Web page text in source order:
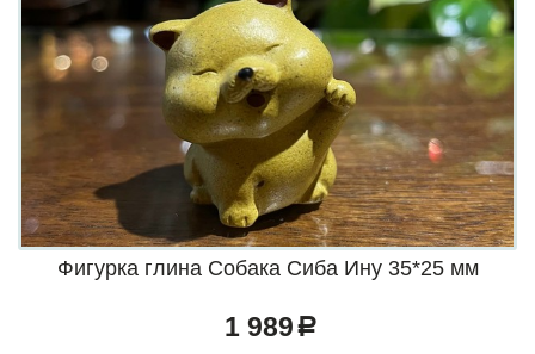
Фигурка глина Собака Сиба Ину 35*25 мм
1 989 a